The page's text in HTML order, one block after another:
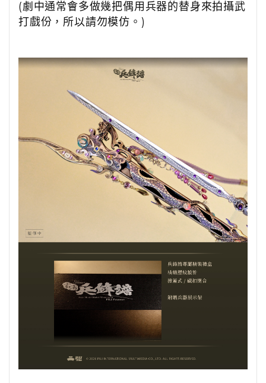
(劇中通常會多做幾把偶用兵器的替身來拍攝武
打戲份，所以請勿模仿。)